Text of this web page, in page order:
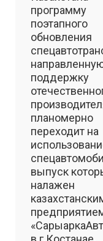
программу
поэтапного
обновления
поддержку
планомерно
переходит на
выпуск
налажен